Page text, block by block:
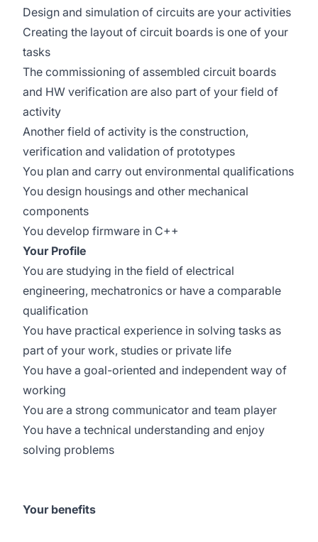
Design and simulation of circuits are your activities
Creating the layout of circuit boards is one of your
tasks
The commissioning of assembled circuit boards
and HW verification are also part of your field of
activity
Another field of activity is the construction,
verification and validation of prototypes
You plan and carry out environmental qualifications
You design housings and other mechanical
components
You develop firmware in C++
Your Profile
You are studying in the field of electrical
engineering, mechatronics or have a comparable
qualification
You have practical experience in solving tasks as
part of your work, studies or private life
You have a goal-oriented and independent way of
working
You are a strong communicator and team player
You have a technical understanding and enjoy
solving problems
Your benefits